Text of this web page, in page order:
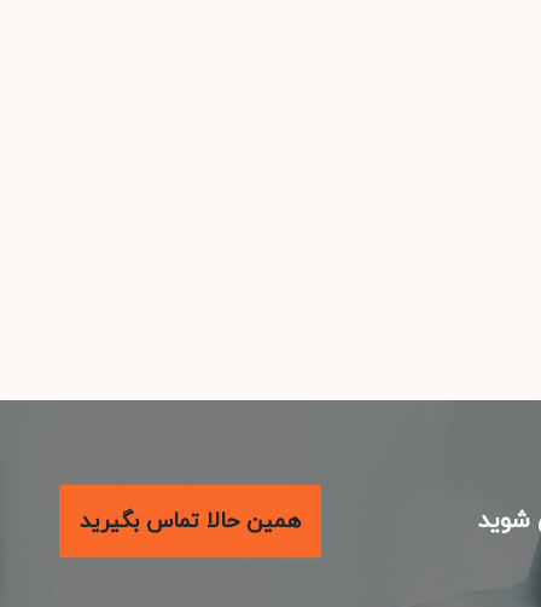
همین حالا تماس بگیرید